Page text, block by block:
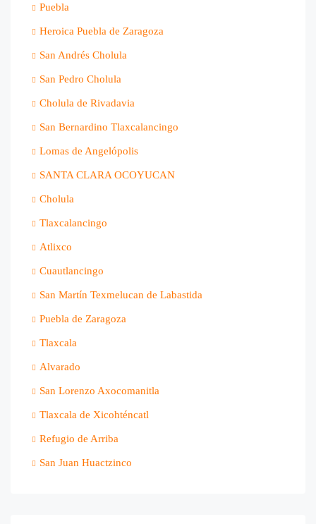
Puebla
Heroica Puebla de Zaragoza
San Andrés Cholula
San Pedro Cholula
Cholula de Rivadavia
San Bernardino Tlaxcalancingo
Lomas de Angelópolis
SANTA CLARA OCOYUCAN
Cholula
Tlaxcalancingo
Atlixco
Cuautlancingo
San Martín Texmelucan de Labastida
Puebla de Zaragoza
Tlaxcala
Alvarado
San Lorenzo Axocomanitla
Tlaxcala de Xicohténcatl
Refugio de Arriba
San Juan Huactzinco